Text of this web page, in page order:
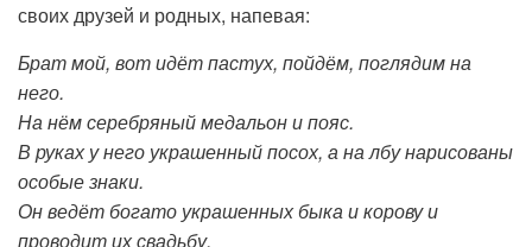
своих друзей и родных, напевая:
Брат мой, вот идёт пастух, пойдём, поглядим на
него.
На нём серебряный медальон и пояс.
В руках у него украшенный посох, а на лбу нарисованы
особые знаки.
Он ведёт богато украшенных быка и корову и
проводит их свадьбу.